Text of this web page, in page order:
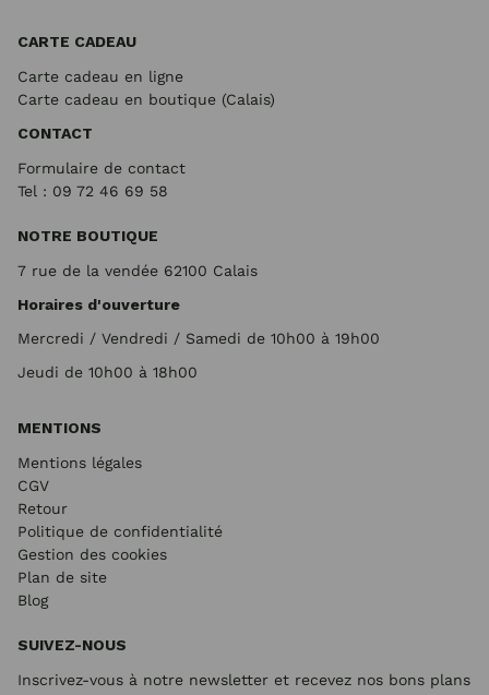
CARTE CADEAU
Carte cadeau en ligne
Carte cadeau en boutique (Calais)
CONTACT
Formulaire de contact
Tel : 09 72 46 69 58
NOTRE BOUTIQUE
7 rue de la vendée 62100 Calais
Horaires d'ouverture
Mercredi / Vendredi / Samedi de 10h00 à 19h00
Jeudi de 10h00 à 18h00
MENTIONS
Mentions légales
CGV
Retour
Politique de confidentialité
Gestion des cookies
Plan de site
Blog
SUIVEZ-NOUS
Inscrivez-vous à notre newsletter et recevez nos bons plans